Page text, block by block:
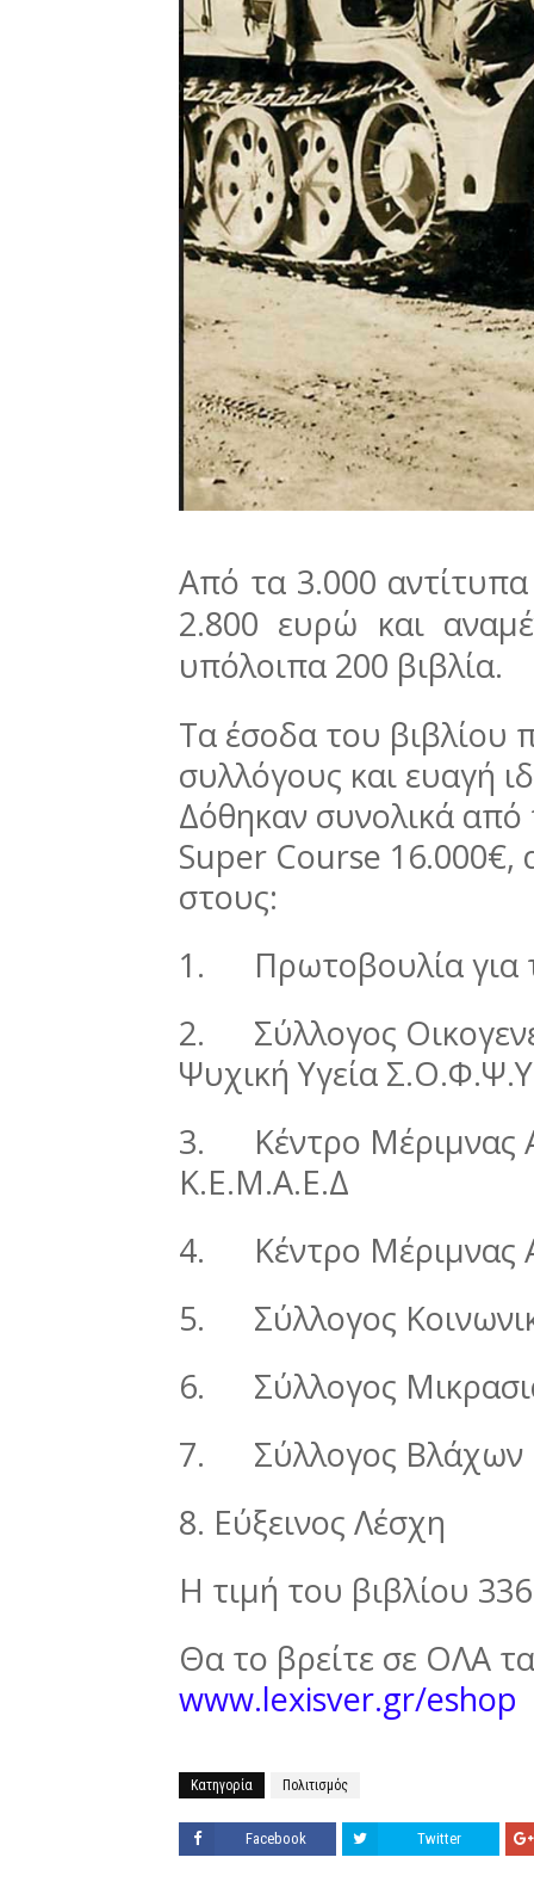
Από τα 3.000
2.800 ευρώ και
υπόλοιπα 200 βιβλία.
Τα έσοδα του βιβλίου
συλλόγους και ευαγή
Δόθηκαν συνολικά από
Super Course 16.000€,
στους:
1.
Πρωτοβουλία για
2.
Σύλλογος
Ψυχική Υγεία Σ.Ο.Φ.Ψ.Υ
3.
Κέντρο Μέριµνας
Κ.Ε.Μ.Α.Ε.Δ
4.
Κέντρο
5.
Σύλλογος
6.
Σύλλογος
7.
Σύλλογος Βλάχων
8. Εύξεινος Λέσχη
Η τιµή του βιβλίου
Θα το βρείτε σε ΟΛΑ
www.lexisver.gr/eshop
Κατηγορία Πολιτισμός
Facebook Twitter